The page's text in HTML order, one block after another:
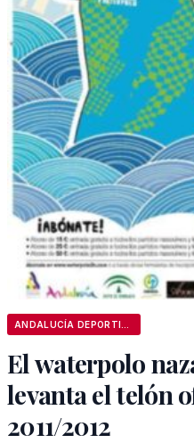
El waterpolo
levanta el telón
2011/2012